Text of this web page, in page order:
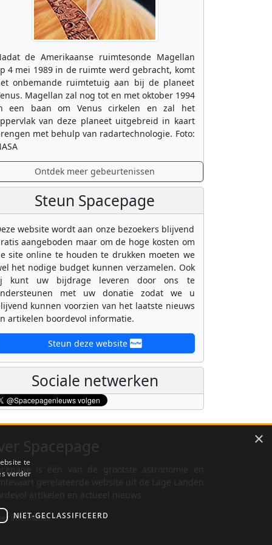
de Amerikaanse ruimtesonde Magellan
4 mei 1989 in de ruimte werd gebracht, komt
onbemande ruimtetuig aan bij de planeet
Magellan zal nog tot en met oktober 1994
een baan om Venus cirkelen en zal het
van deze planeet uitgebreid in kaart
met behulp van radartechnologie. Foto:
Ontdek meer gebeurtenissen
Steun Spacepage
website wordt aan onze bezoekers blijvend
aangeboden maar om de hoge kosten om
site online te houden te drukken moeten we
het nodige budget kunnen verzamelen. Ook
kunt uw bijdrage leveren door ons te
met uw donatie zodat we u
kunnen voorzien van het laatste nieuws
artikelen boordevol informatie.
Steun deze website
Sociale netwerken
is één van de grootste astronomie en
informatie...
×
te
verder
NIET-GECLASSIFICEERD